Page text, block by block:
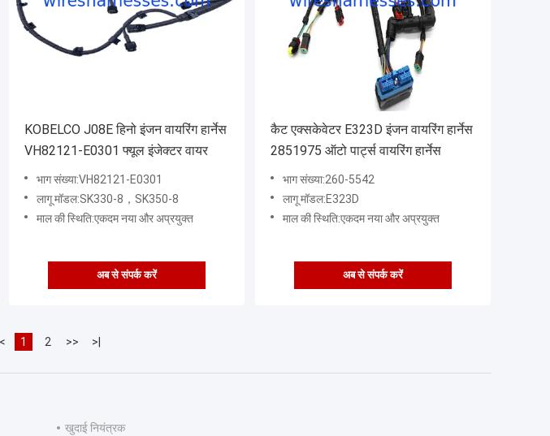
KOBELCO J08E हिनो इंजन वायरिंग हार्नेस
VH82121-E0301 फ्यूल इंजेक्टर वायर
भाग संख्या:VH82121-E0301
लागू मॉडल:SK330-8，SK350-8
माल की स्थिति:एकदम नया और अप्रयुक्त
अब से संपर्क करें
कैट एक्सकेवेटर E323D इंजन वायरिंग हार्नेस
2851975 ऑटो पार्ट्स वायरिंग हार्नेस
भाग संख्या:260-5542
लागू मॉडल:E323D
माल की स्थिति:एकदम नया और अप्रयुक्त
अब से संपर्क करें
1 2 >> >|
खुदाई नियंत्रक